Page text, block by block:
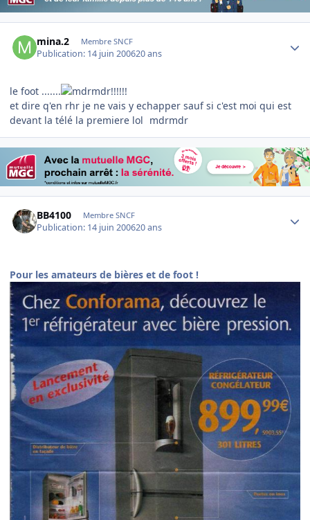
mina.2 Membre SNCF
Publication: 14 juin 200620 ans
le foot .......
!!!!!!
et dire q'en rhr je ne vais y echapper sauf si c'est moi qui est
devant la télé la premiere lol mdrmdr
BB4100 Membre SNCF
Publication: 14 juin 200620 ans
Pour les amateurs de bières et de foot !